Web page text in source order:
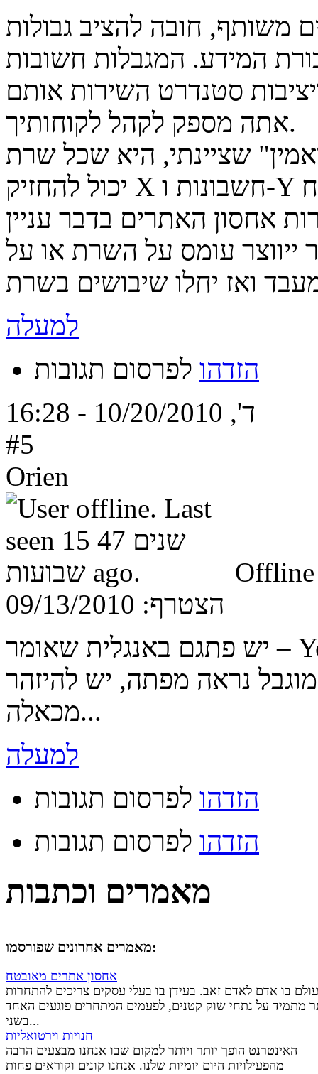
משותף, חובה להציב גבולות
המידע. המגבלות חשובות
סטנדרט השירות אותם
אתה מספק לקהל לקוחותיך.
שציינתי, היא שכל שרת
יכול להחזיק X חשבונות ו-Y דרישות (רוחב פס, מעבד, שטח
אחסון האתרים בדבר עניין
ייווצר עומס על השרת או על
למעלה
הזדהו לפרסום תגובות
ד', 10/20/2010 - 16:28
#5
Orien
Offline
הצטרף:
יש פתגם באנגלית שאומר – You get what you paid for... ועל
נראה מפתה, יש להיזהר
מכאלה...
למעלה
הזדהו לפרסום תגובות
הזדהו לפרסום תגובות
מאמרים וכתבות
מאמרים אחרונים שפורסמו:
אחסון אתרים מאובטח
בו אדם לאדם זאב. בעידן בו בעלי עסקים צריכים להתחרות
מתמיד על נתחי שוק קטנים, לפעמים המתחרים פוגעים האחד
בשני...
חנויות וירטואליות
האינטרנט הופך יותר ויותר למקום שבו אנחנו מבצעים הרבה
מהפעילויות היום יומיות שלנו. אנחנו קונים וקוראים פחות